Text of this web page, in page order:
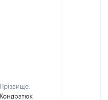
Прізвище:
Кондратюк